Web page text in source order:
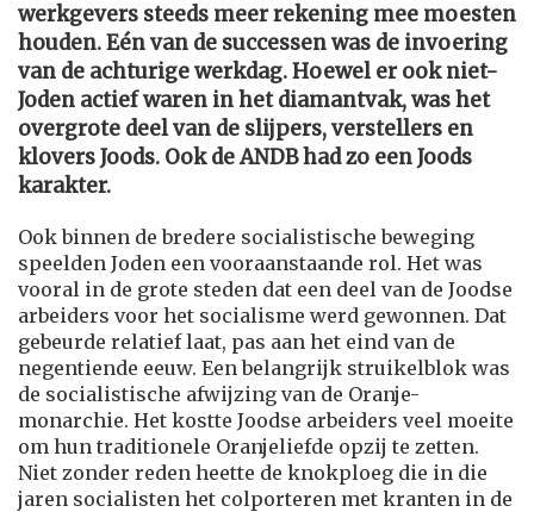
werkgevers steeds meer rekening mee moesten
houden. Eén van de successen was de invoering
van de achturige werkdag. Hoewel er ook niet-
Joden actief waren in het diamantvak, was het
overgrote deel van de slijpers, verstellers en
klovers Joods. Ook de ANDB had zo een Joods
karakter.
Ook binnen de bredere socialistische beweging
speelden Joden een vooraanstaande rol. Het was
vooral in de grote steden dat een deel van de Joodse
arbeiders voor het socialisme werd gewonnen. Dat
gebeurde relatief laat, pas aan het eind van de
negentiende eeuw. Een belangrijk struikelblok was
de socialistische afwijzing van de Oranje-
monarchie. Het kostte Joodse arbeiders veel moeite
om hun traditionele Oranjeliefde opzij te zetten.
Niet zonder reden heette de knokploeg die in die
jaren socialisten het colporteren met kranten in de